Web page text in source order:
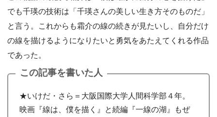
でも千瑛の技術は「千瑛さんの美しい生き方そのものだ」
と言う。これからも霜介の線の続きが見たいし、自分だけ
の線を描けるようになりたいと勇気をあたえてくれる作品
であった。
この記事を書いた人
★いけだ・さら＝大阪国際大学人間科学部４年。
映画『線は、僕を描く』と続編『一線の湖』もぜ